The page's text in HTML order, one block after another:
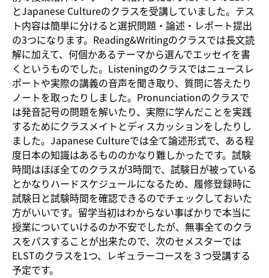
とJapanese Cultureのクラスを受講していました。テス
ト内容は簡単に分けると選択問題・論述・レポート提出
の3つになります。Reading&Writingのクラスでは長文読
解に加えて、何個かあるテーマから選んでエッセイを書
くというものでした。Listeningのクラスではニュースレ
ポートや実際の講義の音声を聞き取り、質問に答えたり
ノートを取ったりしました。Pronunciationのクラスで
は発音記号の問題を解いたり、実際に学んだことを実践
するためにクラスメイトとディスカッションをしたりし
ました。Japanese Cultureでは全て論述形式で、ある程
度日本の知識はあるもののかなり難しかったです。試験
時間はほぼ全てのクラスが3時間で、試験日が被っている
とかなりハードスケジュールになるため、履修登録時に
試験日と試験時間を確認できるのでチェックしておいた
方がいいです。留学当初はわからない事ばかりで本当に
授業についていけるのか不安でしたが、無事全てのクラ
スをパスすることが出来たので、次のセメスターでは
ELSTのクラスを1つ、レギュラーコースを３つ受講する
予定です。